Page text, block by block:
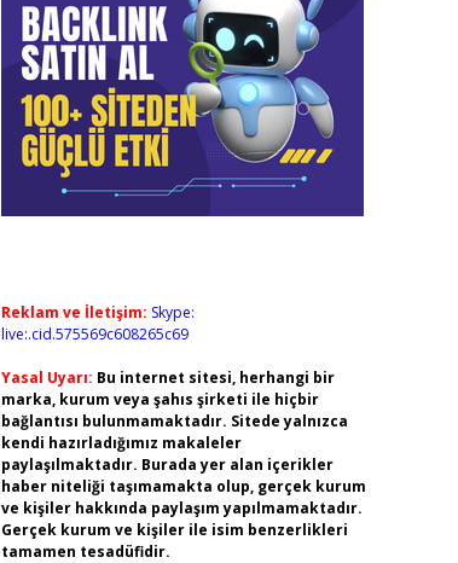
Reklam ve İletişim: Skype:
live:.cid.575569c608265c69
Yasal Uyarı: Bu internet sitesi, herhangi bir
marka, kurum veya şahıs şirketi ile hiçbir
bağlantısı bulunmamaktadır. Sitede yalnızca
kendi hazırladığımız makaleler
paylaşılmaktadır. Burada yer alan içerikler
haber niteliği taşımamakta olup, gerçek kurum
ve kişiler hakkında paylaşım yapılmamaktadır.
Gerçek kurum ve kişiler ile isim benzerlikleri
tamamen tesadüfidir.